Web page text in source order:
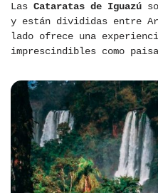
Las Cataratas de Iguazú
y están divididas entre
lado ofrece una
imprescindibles como